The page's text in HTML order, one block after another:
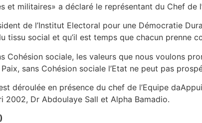
et militaires» a déclaré le représentant du Chef de
de l’Institut Electoral pour une Démocratie
tissu social et qu’il est temps que chacun prenne
Cohésion sociale, les valeurs que nous voulons
sans Cohésion sociale l’Etat ne peut pas
déroulée en présence du chef de l’Equipe
2002, Dr Abdoulaye Sall et Alpha Bamadio.